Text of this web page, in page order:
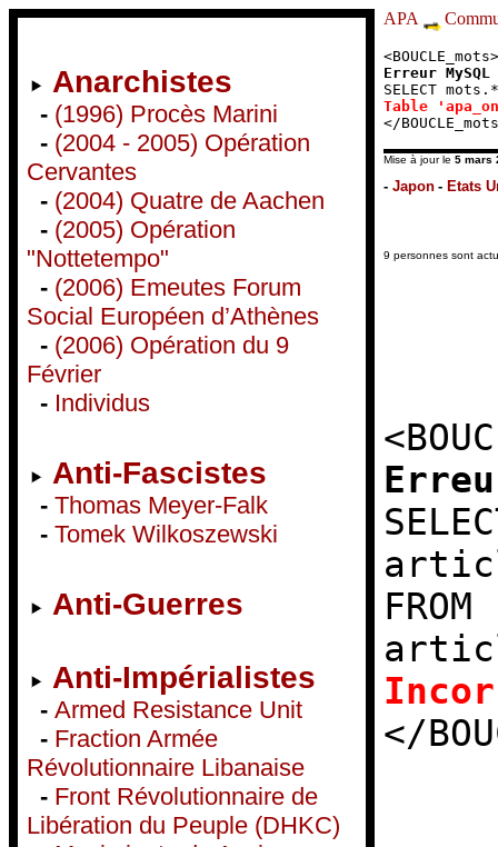
Anarchistes
- (1996) Procès Marini
- (2004 - 2005) Opération
Cervantes
- (2004) Quatre de Aachen
- (2005) Opération
"Nottetempo"
- (2006) Emeutes Forum
Social Européen d’Athènes
- (2006) Opération du 9
Février
- Individus
Anti-Fascistes
- Thomas Meyer-Falk
- Tomek Wilkoszewski
Anti-Guerres
Anti-Impérialistes
- Armed Resistance Unit
- Fraction Armée
Révolutionnaire Libanaise
- Front Révolutionnaire de
Libération du Peuple (DHKC)
APA
<BOUCLE_mots>
Erreur MySQL
SELECT
Table
</
Mise à jour le 5 mars
- Japon - Etats
9 personnes sont
</